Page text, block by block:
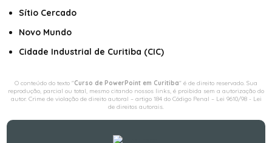
Sítio Cercado
Novo Mundo
Cidade Industrial de Curitiba (CIC)
O conteúdo do texto "Curso de PowerPoint em Curitiba" é de direito reservado. Sua
reprodução, parcial ou total, mesmo citando nossos links, é proibida sem a autorização do
autor. Crime de violação de direito autoral – artigo 184 do Código Penal – Lei 9610/98 - Lei
de direitos autorais.